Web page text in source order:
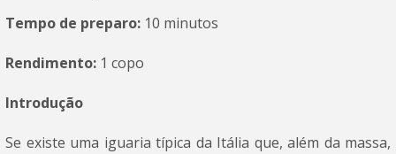
Tempo de preparo: 10 minutos
Rendimento: 1 copo
Introdução
Se existe uma iguaria típica da Itália que, além da massa,